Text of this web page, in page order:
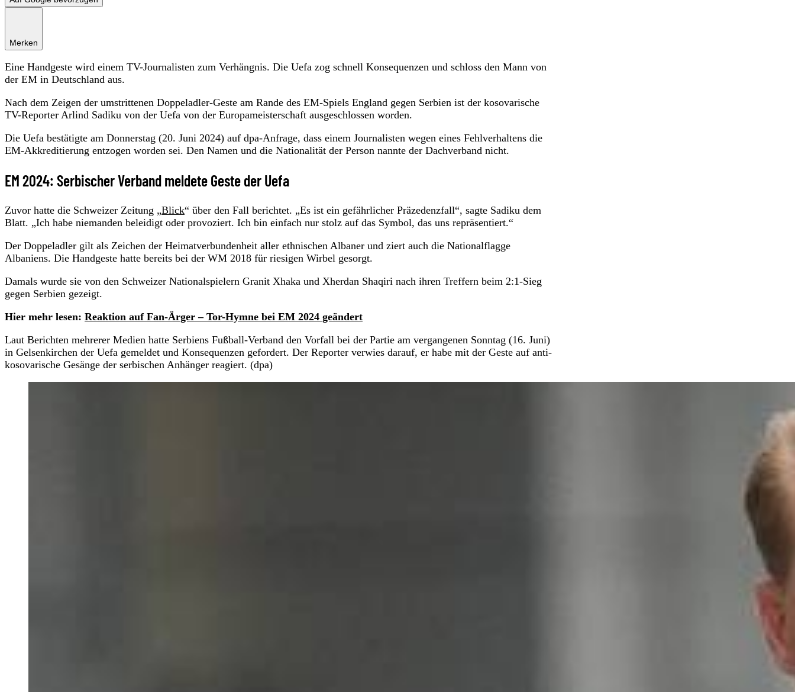
Merken
Eine Handgeste wird einem TV-Journalisten zum Verhängnis. Die Uefa zog schnell Konsequenzen und schloss den Mann von
der EM in Deutschland aus.
Nach dem Zeigen der umstrittenen Doppeladler-Geste am Rande des EM-Spiels England gegen Serbien ist der kosovarische
TV-Reporter Arlind Sadiku von der Uefa von der Europameisterschaft ausgeschlossen worden.
Die Uefa bestätigte am Donnerstag (20. Juni 2024) auf dpa-Anfrage, dass einem Journalisten wegen eines Fehlverhaltens die
EM-Akkreditierung entzogen worden sei. Den Namen und die Nationalität der Person nannte der Dachverband nicht.
EM 2024: Serbischer Verband meldete Geste der Uefa
Zuvor hatte die Schweizer Zeitung „Blick“ über den Fall berichtet. „Es ist ein gefährlicher Präzedenzfall“, sagte Sadiku dem
Blatt. „Ich habe niemanden beleidigt oder provoziert. Ich bin einfach nur stolz auf das Symbol, das uns repräsentiert.“
Der Doppeladler gilt als Zeichen der Heimatverbundenheit aller ethnischen Albaner und ziert auch die Nationalflagge
Albaniens. Die Handgeste hatte bereits bei der WM 2018 für riesigen Wirbel gesorgt.
Damals wurde sie von den Schweizer Nationalspielern Granit Xhaka und Xherdan Shaqiri nach ihren Treffern beim 2:1-Sieg
gegen Serbien gezeigt.
Hier mehr lesen: Reaktion auf Fan-Ärger – Tor-Hymne bei EM 2024 geändert
Laut Berichten mehrerer Medien hatte Serbiens Fußball-Verband den Vorfall bei der Partie am vergangenen Sonntag (16. Juni)
in Gelsenkirchen der Uefa gemeldet und Konsequenzen gefordert. Der Reporter verwies darauf, er habe mit der Geste auf anti-
kosovarische Gesänge der serbischen Anhänger reagiert. (dpa)